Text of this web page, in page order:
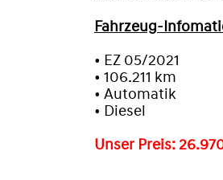
Fahrzeug-
• EZ 05/2021
• 106.211 km
• Automatik
• Diesel
Unser Preis: